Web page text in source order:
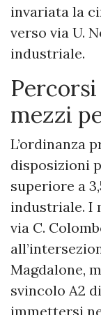
invariata la
verso via U.
industriale.
mezzi
L’ordinanza
disposizioni
superiore a
industriale. I
via C.
Magdalone,
svincolo A2
immettersi